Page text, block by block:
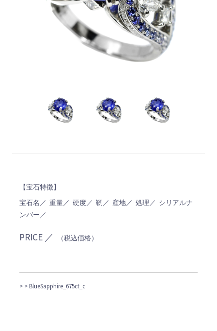
【宝石特徴】
宝石名／ 重量／ 硬度／ 靭／ 産地／ 処理／ シリアルナ
ンバー／
PRICE ／ （税込価格）
> > BlueSapphire_675ct_c